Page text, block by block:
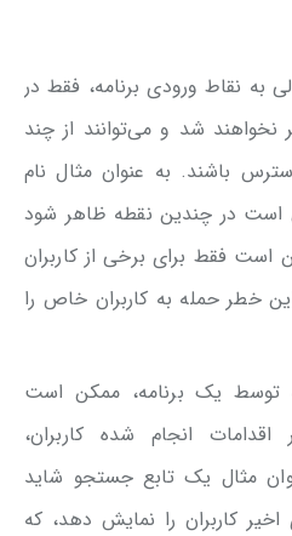
به نقاط ورودی برنامه، فقط در
شد و می‌توانند از چند
باشند. به عنوان مثال نام
است در چندین نقطه ظاهر شود
است فقط برای برخی از کاربران
خطر حمله به کاربران خاص را
توسط یک برنامه، ممکن است
انجام شده کاربران،
مثال یک تابع جستجو شاید
کاربران را نمایش دهد، که